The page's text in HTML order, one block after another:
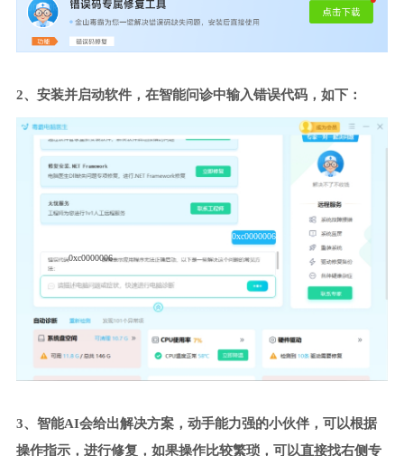
2、安装并启动软件，在智能问诊中输入错误代码，如下：
0xc0000006
0xc0000006
3、智能AI会给出解决方案，动手能力强的小伙伴，可以根据
操作指示，进行修复，如果操作比较繁琐，可以直接找右侧专